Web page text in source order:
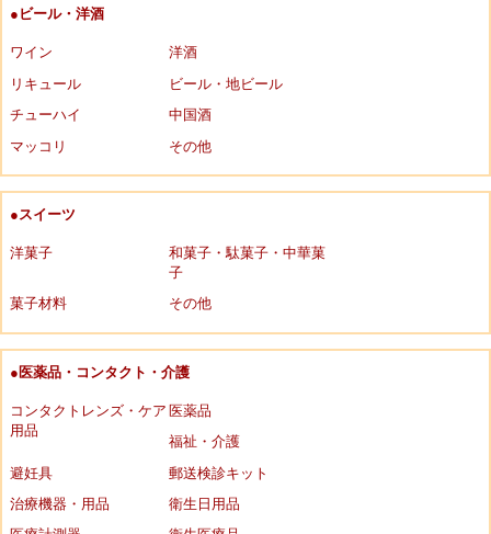
●ビール・洋酒
ワイン
洋酒
リキュール
ビール・地ビール
チューハイ
中国酒
マッコリ
その他
●スイーツ
洋菓子
和菓子・駄菓子・中華菓
子
菓子材料
その他
●医薬品・コンタクト・介護
コンタクトレンズ・ケア
用品
医薬品
福祉・介護
避妊具
郵送検診キット
治療機器・用品
衛生日用品